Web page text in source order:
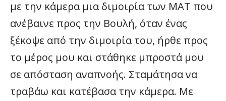
με την κάμερα μια διμοιρία των ΜΑΤ που
ανέβαινε προς την Βουλή, όταν ένας
ξέκοψε από την διμοιρία του, ήρθε προς
το μέρος μου και στάθηκε μπροστά μου
σε απόσταση αναπνοής. Σταμάτησα να
τραβάω και κατέβασα την κάμερα. Με